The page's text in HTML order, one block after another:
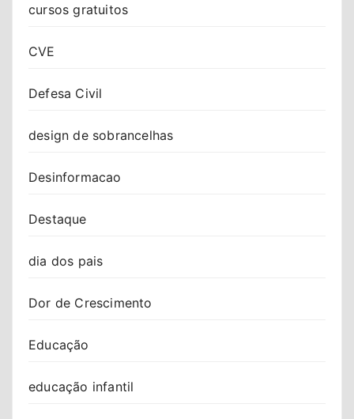
cursos gratuitos
CVE
Defesa Civil
design de sobrancelhas
Desinformacao
Destaque
dia dos pais
Dor de Crescimento
Educação
educação infantil